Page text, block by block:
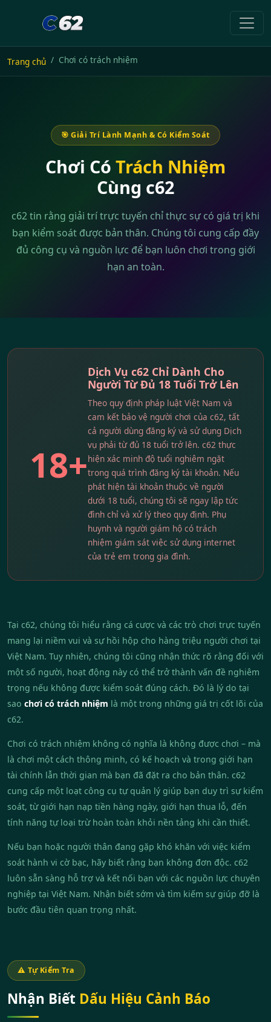
Trang chủ Chơi có trách nhiệm
🎯 Giải Trí Lành Mạnh & Có Kiểm Soát
Chơi Có Trách Nhiệm
Cùng c62
c62 tin rằng giải trí trực tuyến chỉ thực sự có giá trị khi
bạn kiểm soát được bản thân. Chúng tôi cung cấp đầy
đủ công cụ và nguồn lực để bạn luôn chơi trong giới
hạn an toàn.
18+
Dịch Vụ c62 Chỉ Dành Cho
Người Từ Đủ 18 Tuổi Trở Lên
Theo quy định pháp luật Việt Nam và
cam kết bảo vệ người chơi của c62, tất
cả người dùng đăng ký và sử dụng Dịch
vụ phải từ đủ 18 tuổi trở lên. c62 thực
hiện xác minh độ tuổi nghiêm ngặt
trong quá trình đăng ký tài khoản. Nếu
phát hiện tài khoản thuộc về người
dưới 18 tuổi, chúng tôi sẽ ngay lập tức
đình chỉ và xử lý theo quy định. Phụ
huynh và người giám hộ có trách
nhiệm giám sát việc sử dụng internet
của trẻ em trong gia đình.
Tại c62, chúng tôi hiểu rằng cá cược và các trò chơi trực tuyến
mang lại niềm vui và sự hồi hộp cho hàng triệu người chơi tại
Việt Nam. Tuy nhiên, chúng tôi cũng nhận thức rõ rằng đối với
một số người, hoạt động này có thể trở thành vấn đề nghiêm
trọng nếu không được kiểm soát đúng cách. Đó là lý do tại
sao chơi có trách nhiệm là một trong những giá trị cốt lõi của
c62.
Chơi có trách nhiệm không có nghĩa là không được chơi – mà
là chơi một cách thông minh, có kế hoạch và trong giới hạn
tài chính lẫn thời gian mà bạn đã đặt ra cho bản thân. c62
cung cấp một loạt công cụ tự quản lý giúp bạn duy trì sự kiểm
soát, từ giới hạn nạp tiền hàng ngày, giới hạn thua lỗ, đến
tính năng tự loại trừ hoàn toàn khỏi nền tảng khi cần thiết.
Nếu bạn hoặc người thân đang gặp khó khăn với việc kiểm
soát hành vi cờ bạc, hãy biết rằng bạn không đơn độc. c62
luôn sẵn sàng hỗ trợ và kết nối bạn với các nguồn lực chuyên
nghiệp tại Việt Nam. Nhận biết sớm và tìm kiếm sự giúp đỡ là
bước đầu tiên quan trọng nhất.
⚠️ Tự Kiểm Tra
Nhận Biết Dấu Hiệu Cảnh Báo